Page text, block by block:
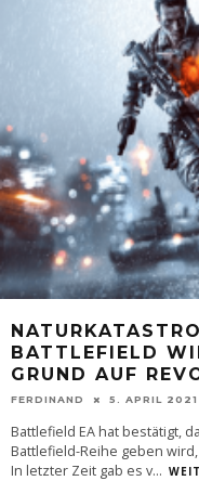
BATTLEFIELD
GRUND AUF
FERDINAND 5. APRIL 2021
Battlefield EA hat bestätigt,
Battlefield-Reihe geben
In letzter Zeit gab es v...